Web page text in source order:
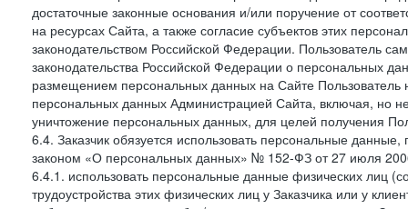
достаточные законные основания и/или поручение от
на ресурсах Сайта, а также согласие субъектов этих
законодательством Российской Федерации. Пользователь
законодательства Российской Федерации о персональных
размещением персональных данных на Сайте Пользователь
персональных данных Администрацией Сайта, включая, но
уничтожение персональных данных, для целей получения
6.4. Заказчик обязуется использовать персональные
законом «О персональных данных» № 152-ФЗ от 27 июля
6.4.1. использовать персональные данные физических лиц
трудоустройства этих физических лиц у Заказчика или у